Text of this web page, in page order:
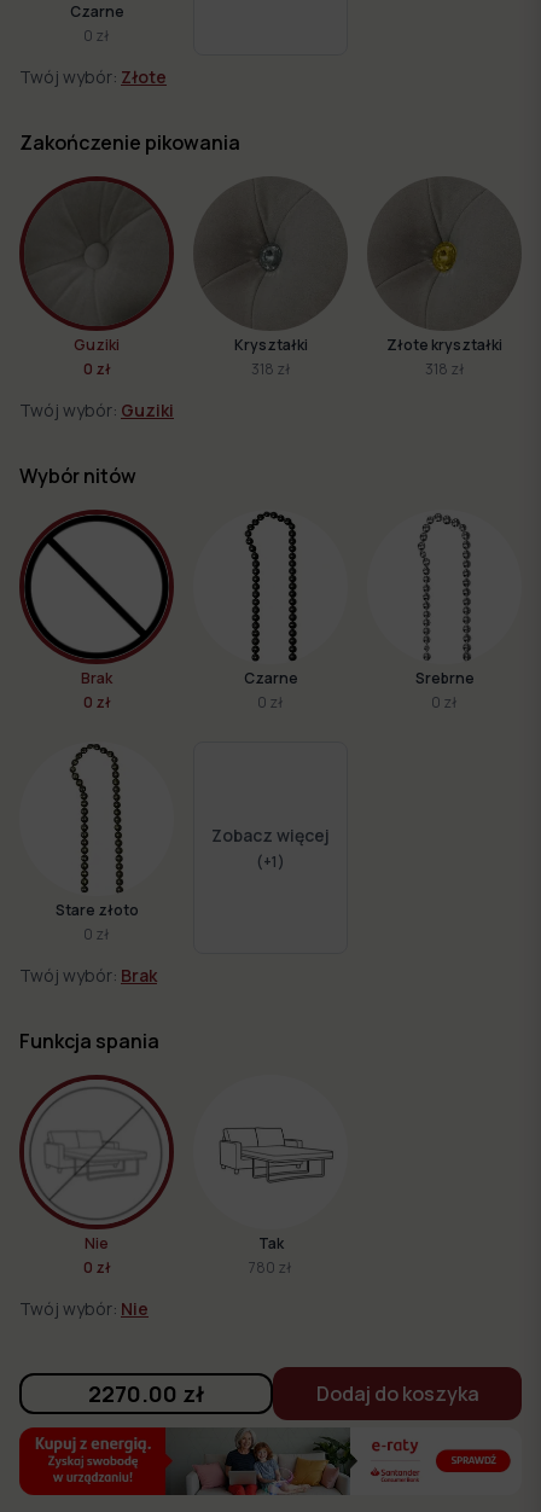
Czarne
0 zł
Twój wybór: Złote
Zakończenie pikowania
Guziki
0 zł
Kryształki
318 zł
Złote kryształki
318 zł
Twój wybór: Guziki
Wybór nitów
Brak
0 zł
Czarne
0 zł
Srebrne
0 zł
Stare złoto
0 zł
Zobacz więcej
(+1)
Twój wybór: Brak
Funkcja spania
Nie
0 zł
Tak
780 zł
Twój wybór: Nie
2270.00 zł Dodaj do koszyka